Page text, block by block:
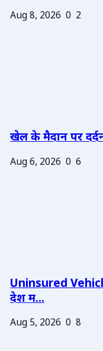
Aug 8, 2026 0 2
खेल के मैदान पर
Aug 6, 2026 0 6
Uninsured
देश म...
Aug 5, 2026 0 8